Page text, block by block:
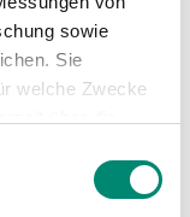
sowie
Sie
welche Zwecke
(236)
(606)
(6)
(413)